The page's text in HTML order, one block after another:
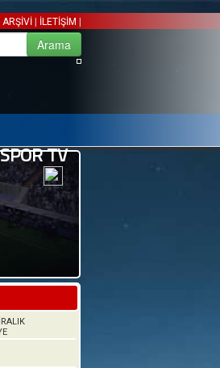
ARŞİVİ | İLETİŞİM |
TV